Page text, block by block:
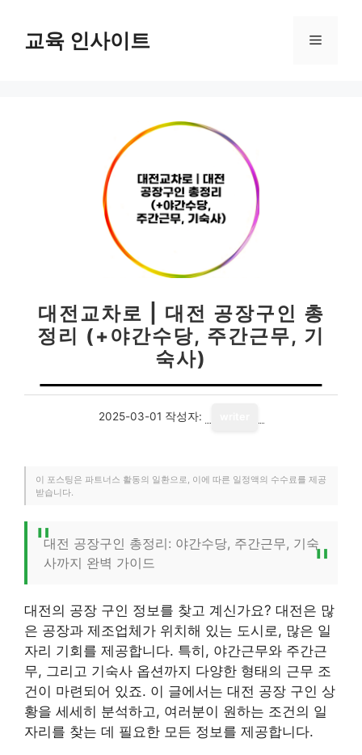
교육 인사이트 메
대전교차로 | 대전 공장구인 총
정리 (+야간수당, 주간근무, 기
숙사)
2025-03-01 작성자:
이 포스팅은 파트너스 활동의 일환으로, 이에 따른 일정액의 수수료를 제공
받습니다.
대전 공장구인 총정리: 야간수당, 주간근무, 기숙
사까지 완벽 가이드
대전의 공장 구인 정보를 찾고 계신가요? 대전은 많
은 공장과 제조업체가 위치해 있는 도시로, 많은 일
자리 기회를 제공합니다. 특히, 야간근무와 주간근
무, 그리고 기숙사 옵션까지 다양한 형태의 근무 조
건이 마련되어 있죠. 이 글에서는 대전 공장 구인 상
황을 세세히 분석하고, 여러분이 원하는 조건의 일
자리를 찾는 데 필요한 모든 정보를 제공합니다.